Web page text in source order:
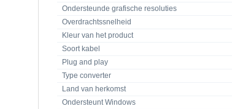
Ondersteunde grafische resoluties
Overdrachtssnelheid
Kleur van het product
Soort kabel
Plug and play
Type converter
Land van herkomst
Ondersteunt Windows